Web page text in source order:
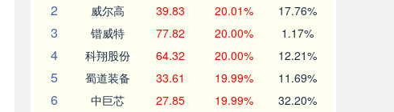
2 威尔高 39.83 20.01% 17.76%
3 锴威特 77.82 20.00% 1.17%
4 科翔股份 64.32 20.00% 12.21%
5 蜀道装备 33.61 19.99% 11.69%
6 中巨芯 27.85 19.99% 32.20%